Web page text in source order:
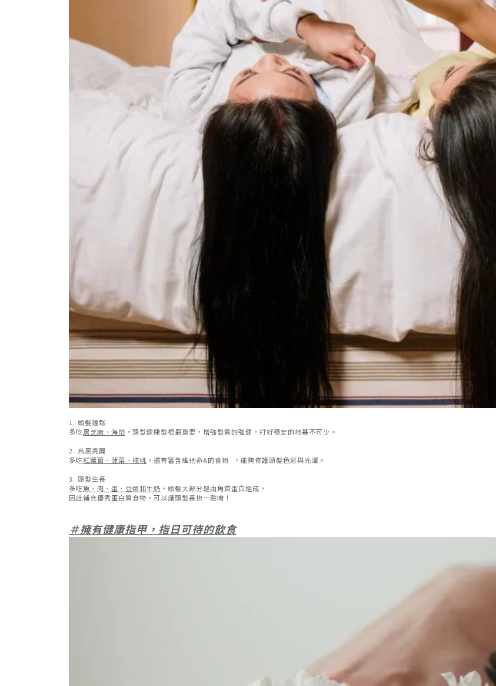
1. 頭髮蓬鬆
多吃黑芝麻、海帶 ，頭髮健康髮根最重要，增強髮質的強健，打好穩定的地基不可少。
2. 烏黑亮麗
多吃紅蘿蔔、菠菜、核桃 ，還有富含維他命A的食物 ，能夠修護頭髮色彩與光澤。
3. 頭髮生長
多吃魚、肉、蛋、豆類和牛奶 ，頭髮大部分是由角質蛋白組成，
因此補充優秀蛋白質食物，可以讓頭髮長快一點唷！
＃擁有健康指甲，指日可待的飲食